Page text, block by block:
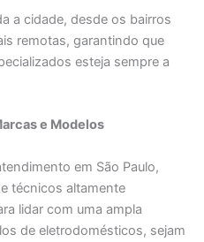
a cidade, desde os bairros
remotas, garantindo que
esteja sempre a
e Modelos
em São Paulo,
técnicos altamente
lidar com uma ampla
de eletrodomésticos, sejam